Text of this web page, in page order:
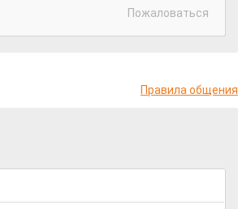
Пожаловаться
Правила общения